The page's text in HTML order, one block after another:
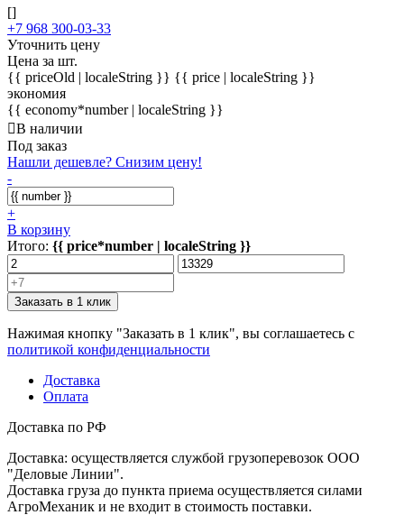
[]
+7 968 300-03-33
Уточнить цену
Цена за шт.
{{ priceOld | localeString }} {{ price | localeString }}
экономия
{{ economy*number | localeString }}
В наличии
Под заказ
Нашли дешевле? Снизим цену!
-
+
В корзину
Итого: {{ price*number | localeString }}
Заказать в 1 клик
Нажимая кнопку "Заказать в 1 клик", вы соглашаетесь с
политикой конфиденциальности
Доставка
Оплата
Доставка по РФ
Доставка: осуществляется службой грузоперевозок ООО
"Деловые Линии".
Доставка груза до пункта приема осуществляется силами
АгроМеханик и не входит в стоимость поставки.